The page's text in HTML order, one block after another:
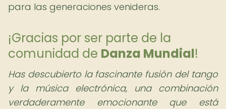
para las generaciones venideras.
¡Gracias por ser parte de la
comunidad de Danza Mundial!
Has descubierto la fascinante fusión del tango
y la música electrónica, una combinación
verdaderamente emocionante que está